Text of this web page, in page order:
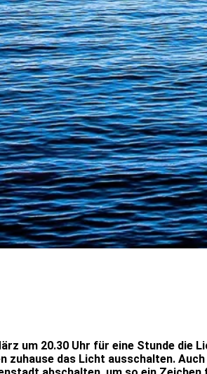
um 20.30 Uhr für eine Stunde
zuhause das Licht ausschalten.